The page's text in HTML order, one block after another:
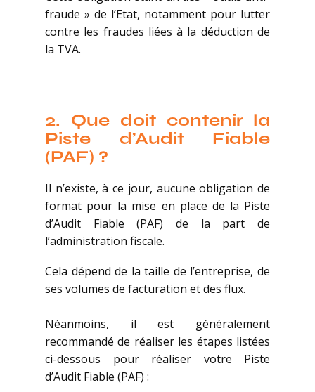
fraude » de l’Etat, notamment pour lutter
contre les fraudes liées à la déduction de
la TVA.
2. Que doit contenir la
Piste d’Audit Fiable
(PAF) ?
Il n’existe, à ce jour, aucune obligation de
format pour la mise en place de la Piste
d’Audit Fiable (PAF) de la part de
l’administration fiscale.
Cela dépend de la taille de l’entreprise, de
ses volumes de facturation et des flux.
Néanmoins, il est généralement
recommandé de réaliser les étapes listées
ci-dessous pour réaliser votre Piste
d’Audit Fiable (PAF) :